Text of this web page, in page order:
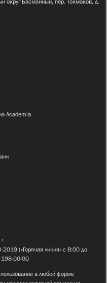
округ Басманный, пер. Токмаков, д.
Academia
2019 («Горячая линия» с 8:00 до
198-00-00
в любой форме